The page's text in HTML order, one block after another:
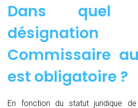
Dans
Commissaire
est obligatoire ?
En fonction du statut juridique